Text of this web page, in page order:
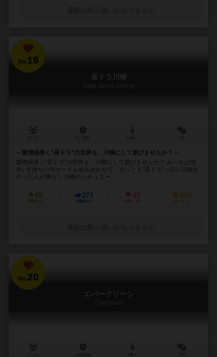
No.19
昼ドラ川柳
Soap Opera Senryu
～愛憎渦巻く“昼ドラ”の世界を、川柳にして遊びませんか？～
愛憎渦巻く“昼ドラ”の世界を、川柳にして遊びませんか？ ルールは簡
単♪ 手持ちの句カードを組み合わせて、もっとも”昼ドラ”っぽい川柳を
作った人が勝ち！ 川柳のシチュエー...
65
興味あり
271
経験あり
43
お気に入り
108
持ってる
No.20
エバーグリーン
Evergreen